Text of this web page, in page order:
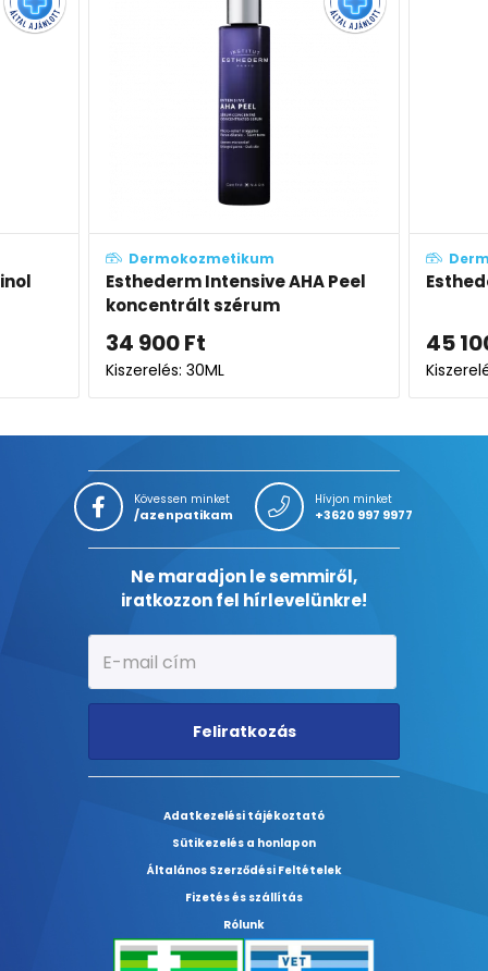
AHA Peel
Dermokozmetikum
Esthederm Excellage szérum
45 100
Kiszerelés: 30ML
Kövessen minket
/azenpatikam
Hívjon minket
+3620 997 9977
Ne maradjon le semmiről,
iratkozzon fel hírlevelünkre!
Feliratkozás
Adatkezelési tájékoztató
Sütikezelés a honlapon
Általános Szerződési Feltételek
Fizetés és szállítás
Rólunk